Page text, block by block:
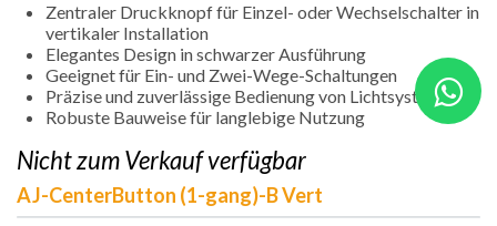
Zentraler Druckknopf für Einzel- oder Wechselschalter in
vertikaler Installation
Elegantes Design in schwarzer Ausführung
Geeignet für Ein- und Zwei-Wege-Schaltungen
Präzise und zuverlässige Bedienung von Lichtsystemen
Robuste Bauweise für langlebige Nutzung
Nicht zum Verkauf verfügbar
AJ-CenterButton (1-gang)-B Vert